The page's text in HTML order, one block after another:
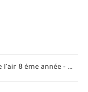
la pollution de l'air 8 éme année - تلوث الهواء...